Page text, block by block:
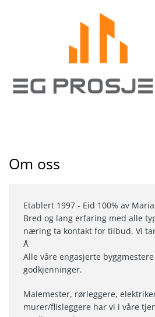
Om oss
Etablert 1997 - Eid 100% av
Bred og lang erfaring med alle
næring ta kontakt for tilbud. Vi
Å
Alle våre engasjerte
godkjenninger.
Malemester, rørleggere,
murer/flisleggere har vi i våre